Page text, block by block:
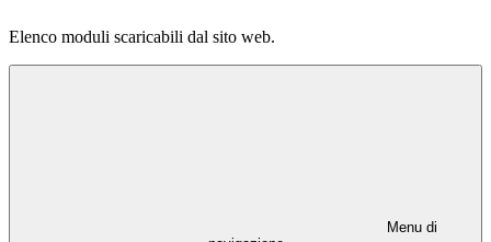
Elenco moduli scaricabili dal sito web.
Menu di